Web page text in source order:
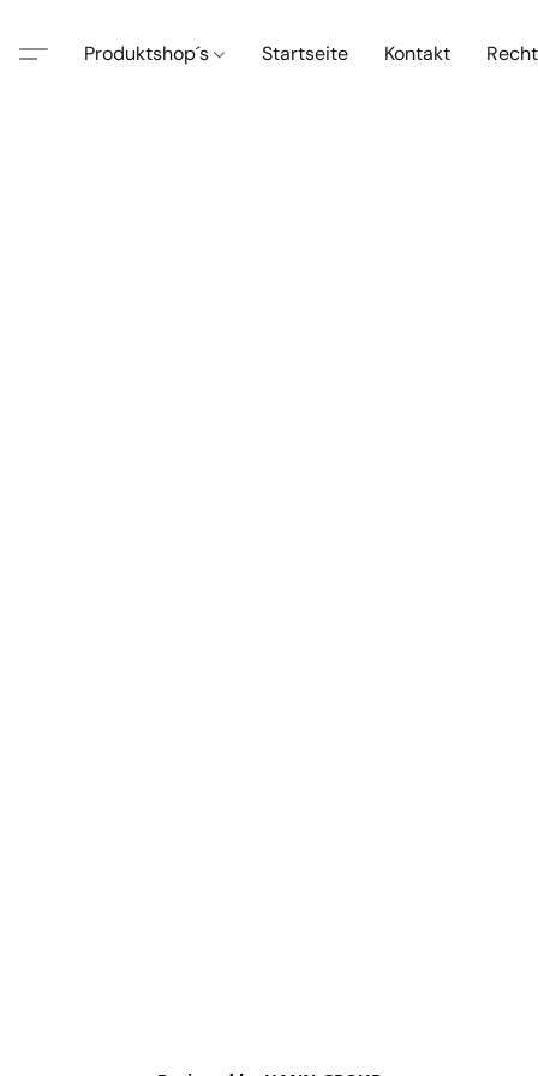
Produktshop´s Startseite Kontakt